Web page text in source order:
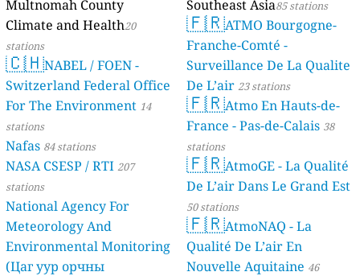
Southeast Asia85 stations
🇫🇷ATMO Bourgogne-
Franche-Comté -
Surveillance De La Qualite
De L’air 23 stations
🇫🇷Atmo En Hauts-de-
France - Pas-de-Calais 38
stations
🇫🇷AtmoGE - La Qualité
De L’air Dans Le Grand Est
50 stations
🇫🇷AtmoNAQ - La
Qualité De L’air En
Nouvelle Aquitaine 46
Multnomah County
Climate and Health20
stations
🇨🇭NABEL / FOEN -
Switzerland Federal Office
For The Environment 14
stations
Nafas 84 stations
NASA CSESP / RTI 207
stations
National Agency For
Meteorology And
Environmental Monitoring
(Цаг уур орчны